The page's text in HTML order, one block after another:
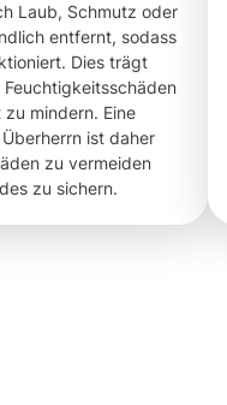
Laub, Schmutz oder
entfernt, sodass
Dies trägt
mindern. Eine
ist daher
zu vermeiden
zu sichern.